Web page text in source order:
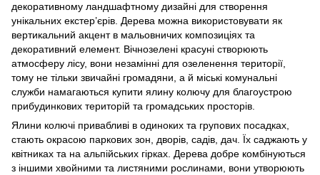
декоративному ландшафтному дизайні для створення
унікальних екстер’єрів. Дерева можна використовувати як
вертикальний акцент в мальовничих композиціях та
декоративний елемент. Вічнозелені красуні створюють
атмосферу лісу, вони незамінні для озеленення території,
тому не тільки звичайні громадяни, а й міські комунальні
служби намагаються купити ялину колючу для благоустрою
прибудинкових територій та громадських просторів.
Ялини колючі привабливі в одиноких та групових посадках,
стають окрасою паркових зон, дворів, садів, дач. Їх саджають у
квітниках та на альпійських гірках. Дерева добре комбінуються
з іншими хвойними та листяними рослинами, вони утворюють